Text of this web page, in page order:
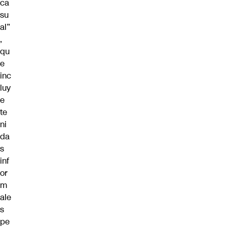
ca
su
al”
,
qu
e
inc
luy
e
te
ni
da
s
inf
or
m
ale
s
pe